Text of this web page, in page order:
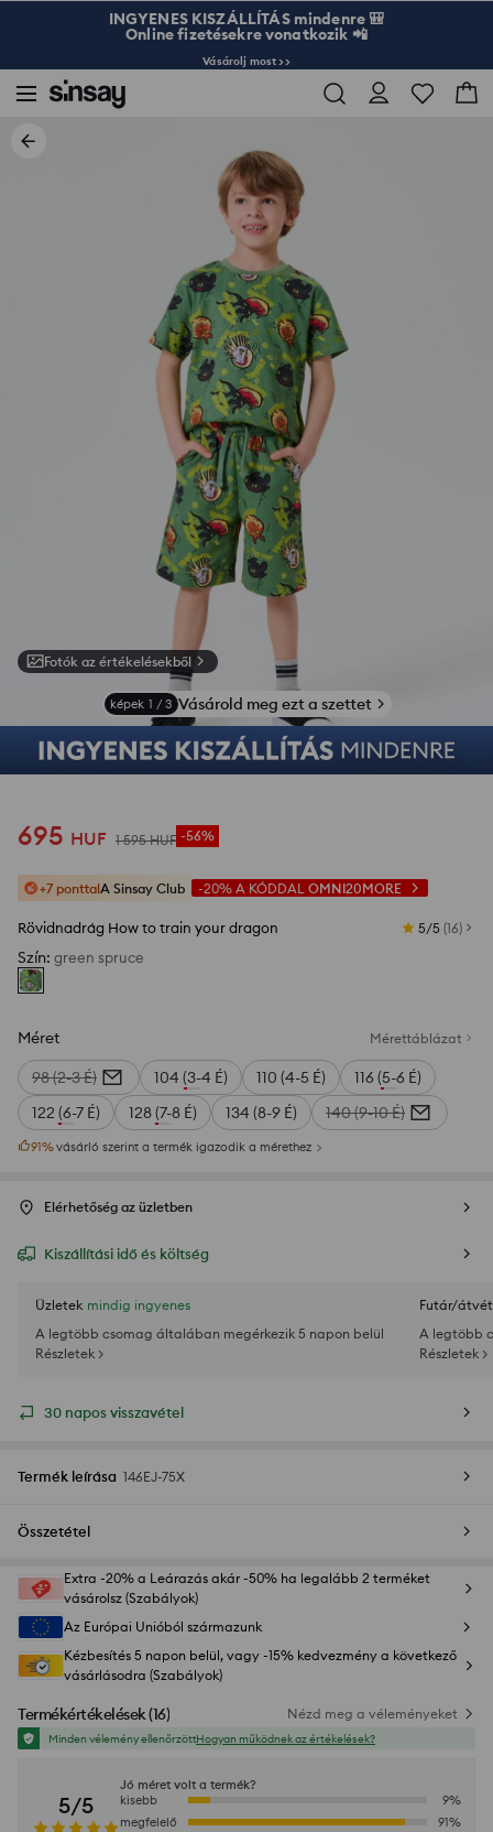
INGYENES KISZÁLLÍTÁS mindenre 🎒
Online fizetésekre vonatkozik 📲
Vásárolj most >>
Fotók az értékelésekből
képek 1 / 3 Vásárold meg ezt a szettet
695 HUF 1 595 HUF -56%
+7 ponttalA Sinsay Club -20% A KÓDDAL OMNI20MORE
Rövidnadrág How to train your dragon 5/5 (16)
Szín: green spruce
Méret Mérettáblázat
98 (2-3 É) 104 (3-4 É) 110 (4-5 É)
116 (5-6 É)
122 (6-7 É)
128 (7-8 É) 134 (8-9 É) 140 (9-10 É)
91%vásárló szerint a termék igazodik a mérethez
Elérhetőség az üzletben
Kiszállítási idő és költség
Üzletek mindig ingyenes
A legtöbb csomag általában megérkezik 5 napon belül
Részletek >
Futár/
A legtöbb
Részletek >
30 napos visszavétel
Termék leírása 146EJ-75X
Összetétel
Extra -20% a Leárazás akár -50% ha legalább 2 terméket
vásárolsz (Szabályok)
Az Európai Unióból származunk
Kézbesítés 5 napon belül, vagy -15% kedvezmény a következő
vásárlásodra (Szabályok)
Termékértékelések(16) Nézd meg a véleményeket
Minden vélemény ellenőrzöttHogyan működnek az értékelések?
5/5
Jó méret volt a termék?
kisebb
9%
megfelelő
91%